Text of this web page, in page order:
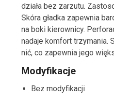
działa bez zarzutu.
Skóra gładka zapewnia
na boki kierownicy.
nadaje komfort trzymania.
nić, co zapewnia jego
Modyfikacje
Bez modyfikacji